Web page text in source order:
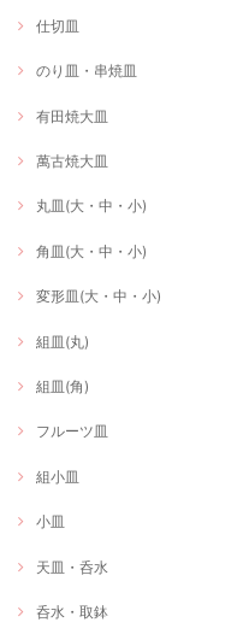
仕切皿
のり皿・串焼皿
有田焼大皿
萬古焼大皿
丸皿(大・中・小)
角皿(大・中・小)
変形皿(大・中・小)
組皿(丸)
組皿(角)
フルーツ皿
組小皿
小皿
天皿・呑水
呑水・取鉢